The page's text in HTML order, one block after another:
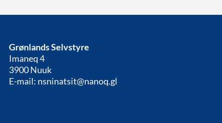
Grønlands Selvstyre
Imaneq 4
3900 Nuuk
E-mail: nsninatsit@nanoq.gl